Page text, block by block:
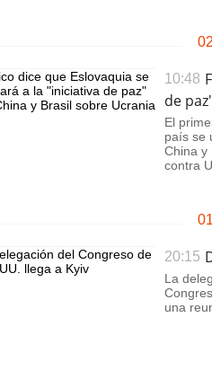
10:48
de
El
país se
China y
contra
20:15
La
una